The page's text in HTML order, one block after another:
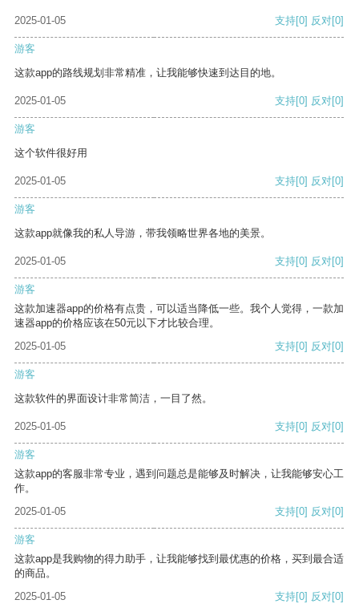
2025-01-05 支持[0] 反对[0]
游客
这款app的路线规划非常精准，让我能够快速到达目的地。
2025-01-05 支持[0] 反对[0]
游客
这个软件很好用
2025-01-05 支持[0] 反对[0]
游客
这款app就像我的私人导游，带我领略世界各地的美景。
2025-01-05 支持[0] 反对[0]
游客
这款加速器app的价格有点贵，可以适当降低一些。我个人觉得，一款加
速器app的价格应该在50元以下才比较合理。
2025-01-05
支持[0] 反对[0]
游客
这款软件的界面设计非常简洁，一目了然。
2025-01-05 支持[0] 反对[0]
游客
这款app的客服非常专业，遇到问题总是能够及时解决，让我能够安心工
作。
2025-01-05
支持[0] 反对[0]
游客
这款app是我购物的得力助手，让我能够找到最优惠的价格，买到最合适
的商品。
2025-01-05
支持[0] 反对[0]